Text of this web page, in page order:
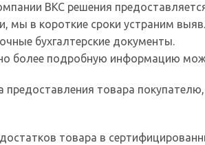
ВКС решения
мы в короткие сроки устраним
бухгалтерские документы.
более подробную информацию
предоставления товара
товара в